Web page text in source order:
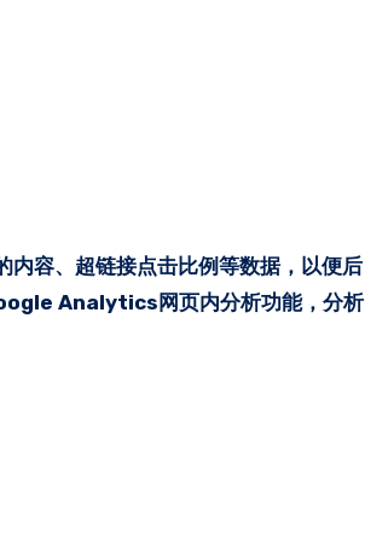
容、超链接点击比例等数据，以便后
Analytics网页内分析功能，分析